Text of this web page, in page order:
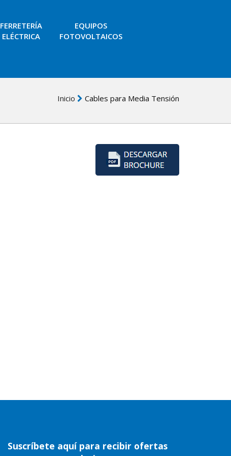
FERRETERÍA
ELÉCTRICA
EQUIPOS
FOTOVOLTAICOS
Inicio Cables para Media Tensión
Suscríbete aquí para recibir ofertas